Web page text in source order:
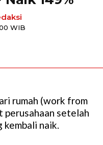
WIB
rumah (work from
perusahaan setelah
kembali naik.